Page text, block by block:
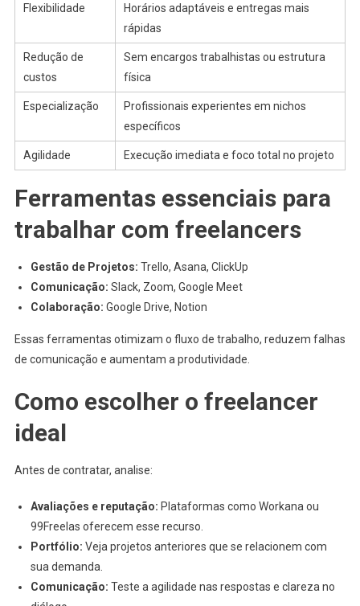
Flexibilidade
Horários adaptáveis e entregas mais
rápidas
Redução de
custos
Sem encargos trabalhistas ou estrutura
física
Especialização
Profissionais experientes em nichos
específicos
Agilidade Execução imediata e foco total no projeto
Ferramentas essenciais para
trabalhar com freelancers
Gestão de Projetos: Trello, Asana, ClickUp
Comunicação: Slack, Zoom, Google Meet
Colaboração: Google Drive, Notion
Essas ferramentas otimizam o fluxo de trabalho, reduzem falhas
de comunicação e aumentam a produtividade.
Como escolher o freelancer
ideal
Antes de contratar, analise:
Avaliações e reputação: Plataformas como Workana ou
99Freelas oferecem esse recurso.
Portfólio: Veja projetos anteriores que se relacionem com
sua demanda.
Comunicação: Teste a agilidade nas respostas e clareza no